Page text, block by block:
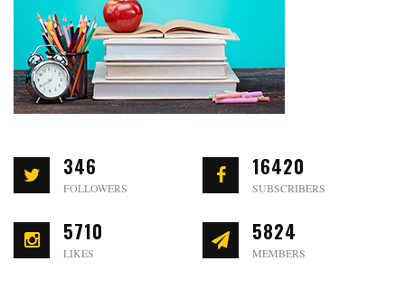
346
FOLLOWERS
16420
SUBSCRIBERS
5710
LIKES
5824
MEMBERS